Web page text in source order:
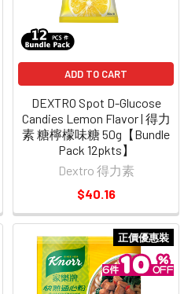
ADD TO CART
DEXTRO Spot D-Glucose
Candies Lemon Flavor | 得力
素 糖檸檬味糖 50g【Bundle
Pack 12pkts】
Dextro 得力素
$40.16
正價優惠裝